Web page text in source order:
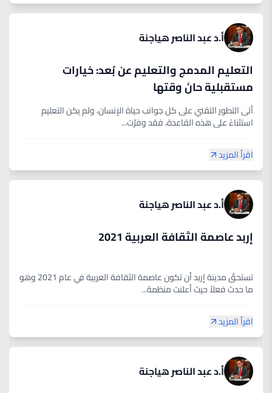
أ.د عبد الناصر هياجنة
التعليم المدمج والتعليم عن بُعد: خيارات
مستقبلية حانَ وقتها
أتى التطور التقني على كل جوانب حياة الإنسان، ولم يكن التعليم
استثناءً على هذه القاعدة، فقد وفرّت...
اقرأ المزيد
أ.د عبد الناصر هياجنة
إربد عاصمة الثقافة العربية 2021
تستحقُ مدينة إربد أن تكون عاصمة الثقافة العربية في عام 2021 وهو
ما حدث فعلاً حيث أعلنت منظمة...
اقرأ المزيد
أ.د عبد الناصر هياجنة